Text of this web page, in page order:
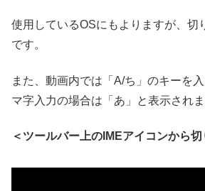
使用しているOSにもよりますが、切
です。
また、動画内では「A/ち」のキーを
マ字入力の場合は「あ」と表示されま
＜ツールバー上のIMEアイコンから切